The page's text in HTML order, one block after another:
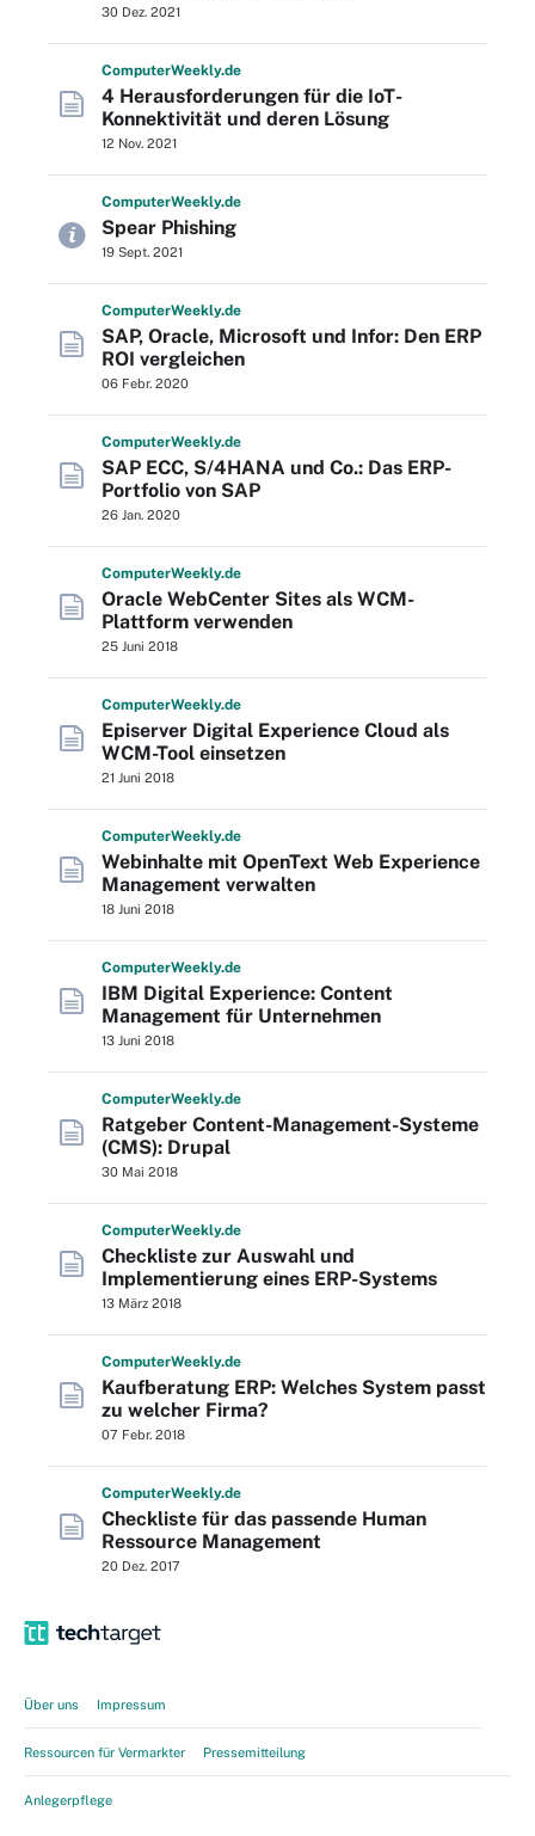
30 Dez. 2021
ComputerWeekly.de
4 Herausforderungen für die IoT-
Konnektivität und deren Lösung
12 Nov. 2021
ComputerWeekly.de
Spear Phishing
19 Sept. 2021
ComputerWeekly.de
SAP, Oracle, Microsoft und Infor: Den ERP
ROI vergleichen
06 Febr. 2020
ComputerWeekly.de
SAP ECC, S/4HANA und Co.: Das ERP-
Portfolio von SAP
26 Jan. 2020
ComputerWeekly.de
Oracle WebCenter Sites als WCM-
Plattform verwenden
25 Juni 2018
ComputerWeekly.de
Episerver Digital Experience Cloud als
WCM-Tool einsetzen
21 Juni 2018
ComputerWeekly.de
Webinhalte mit OpenText Web Experience
Management verwalten
18 Juni 2018
ComputerWeekly.de
IBM Digital Experience: Content
Management für Unternehmen
13 Juni 2018
ComputerWeekly.de
Ratgeber Content-Management-Systeme
(CMS): Drupal
30 Mai 2018
ComputerWeekly.de
Checkliste zur Auswahl und
Implementierung eines ERP-Systems
13 März 2018
ComputerWeekly.de
Kaufberatung ERP: Welches System passt
zu welcher Firma?
07 Febr. 2018
ComputerWeekly.de
Checkliste für das passende Human
Ressource Management
20 Dez. 2017
Über uns Impressum
Ressourcen für Vermarkter Pressemitteilung
Anlegerpflege